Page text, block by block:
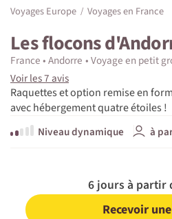
Voyages Europe Voyages en France
Les flocons
France Andorre Voyage en petit
Voir les 7 avis
Raquettes et option remise en
avec hébergement quatre étoiles !
Niveau dynamique
à
6 jours à partir
Recevoir